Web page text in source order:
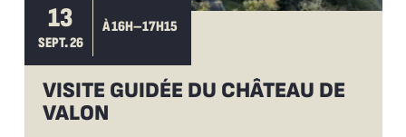
13
SEPT. 26
À 16H–17H15
VISITE GUIDÉE DU CHÂTEAU DE
VALON